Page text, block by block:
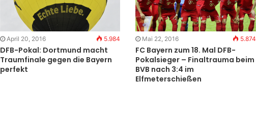
April 20, 2016 5.984
DFB-Pokal: Dortmund macht
Traumfinale gegen die Bayern
perfekt
Mai 22, 2016 5.874
FC Bayern zum 18. Mal DFB-
Pokalsieger – Finaltrauma beim
BVB nach 3:4 im
Elfmeterschießen